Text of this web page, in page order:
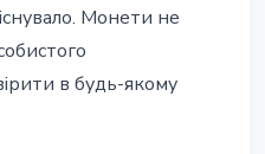
Монети не
в будь-якому